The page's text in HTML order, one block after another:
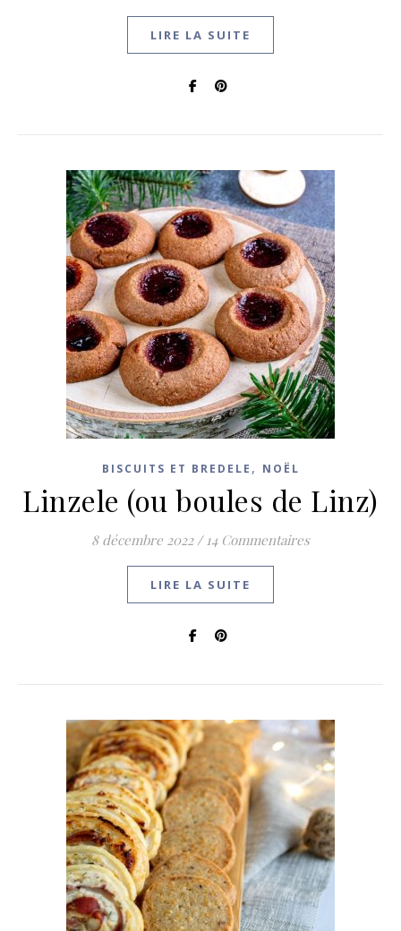
LIRE LA SUITE
BISCUITS ET BREDELE , NOËL
Linzele (ou boules de Linz)
8 décembre 2022 / 14 Commentaires
LIRE LA SUITE